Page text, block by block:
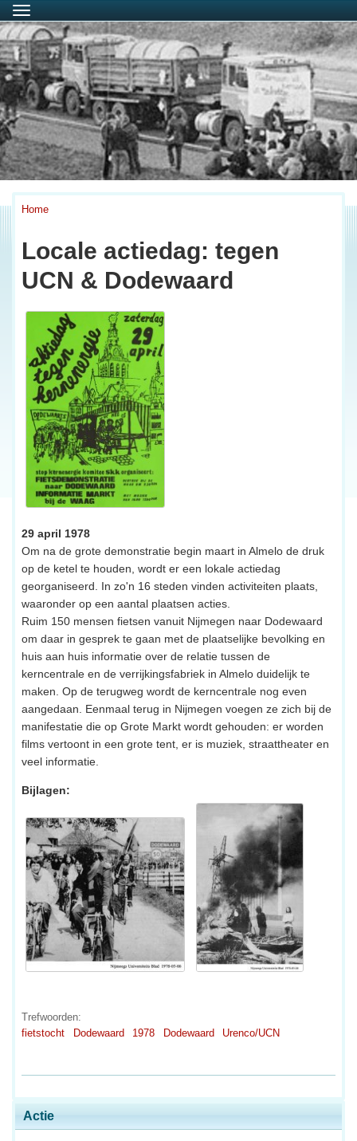
Menu
Actie
Home
Locale actiedag: tegen
UCN & Dodewaard
29 april 1978
Om na de grote demonstratie begin maart in Almelo de druk
op de ketel te houden, wordt er een lokale actiedag
georganiseerd. In zo'n 16 steden vinden activiteiten plaats,
waaronder op een aantal plaatsen acties.
Ruim 150 mensen fietsen vanuit Nijmegen naar Dodewaard
om daar in gesprek te gaan met de plaatselijke bevolking en
huis aan huis informatie over de relatie tussen de
kerncentrale en de verrijkingsfabriek in Almelo duidelijk te
maken. Op de terugweg wordt de kerncentrale nog even
aangedaan. Eenmaal terug in Nijmegen voegen ze zich bij de
manifestatie die op Grote Markt wordt gehouden: er worden
films vertoont in een grote tent, er is muziek, straattheater en
veel informatie.
Bijlagen:
Trefwoorden:
fietstocht
Dodewaard 1978 Dodewaard Urenco/UCN